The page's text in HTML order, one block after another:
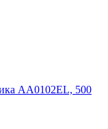
AA0102EL, 500